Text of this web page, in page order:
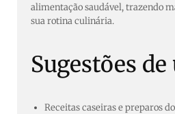
alimentação saudável, trazendo
sua rotina culinária.
Sugestões de
Receitas caseiras e preparos